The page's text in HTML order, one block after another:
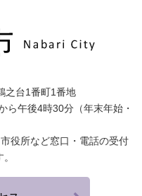
台1番町1番地
ら午後4時30分（年末年始・
役所など窓口・電話の受付